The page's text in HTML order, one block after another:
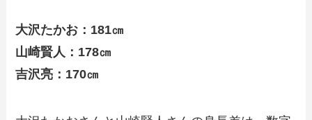
大沢たかお：181㎝
山崎賢人：178㎝
吉沢亮：170㎝